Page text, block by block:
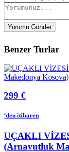
Yorumu Gönder
Benzer Turlar
299 €
‘den itibaren
UÇAKLI
(Arnavutluk